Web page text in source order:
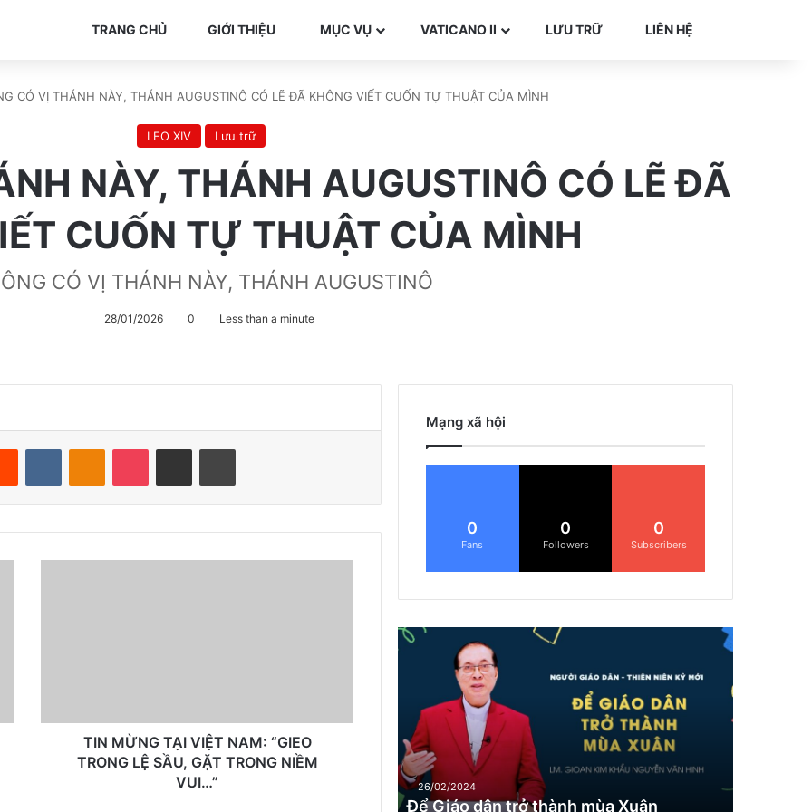
TRANG CHỦ GIỚI THIỆU MỤC VỤ VATICANO II LƯU TRỮ LIÊN HỆ
CÓ VỊ THÁNH NÀY, THÁNH AUGUSTINÔ CÓ LẼ ĐÃ KHÔNG VIẾT CUỐN TỰ THUẬT CỦA MÌNH
LEO XIV Lưu trữ
NÀY, THÁNH AUGUSTINÔ CÓ LẼ ĐÃ
CUỐN TỰ THUẬT CỦA MÌNH
CÓ VỊ THÁNH NÀY, THÁNH AUGUSTINÔ
28/01/2026 0 Less than a minute
TIN MỪNG TẠI VIỆT NAM: “GIEO
TRONG LỆ SẦU, GẶT TRONG NIỀM
VUI…”
Mạng xã hội
0
Fans
0
Followers
0
Subscribers
Đ
ể
d
â
n
t
26/02/2024
Để Giáo dân trở thành mùa Xuân